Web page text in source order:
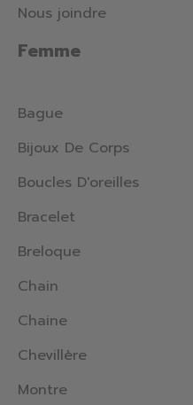
Femme
Bague
Bijoux De Corps
Boucles D'oreilles
Bracelet
Breloque
Chain
Chaine
Chevillère
Montre
Nous joindre